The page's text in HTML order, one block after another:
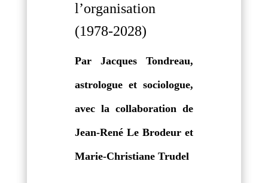
l’organisation
(1978-2028)
Par Jacques Tondreau,
astrologue et sociologue,
avec la collaboration de
Jean-René Le Brodeur et
Marie-Christiane Trudel